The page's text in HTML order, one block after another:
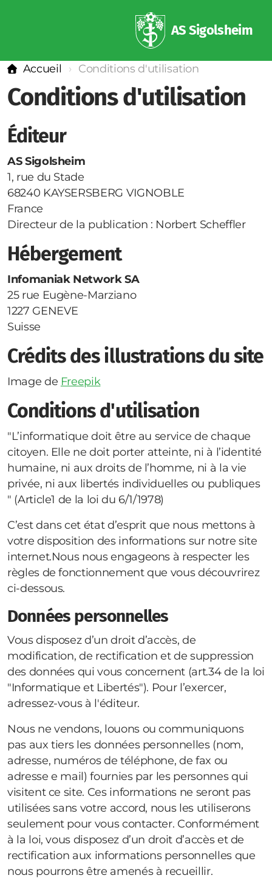
AS Sigolsheim
Accueil Conditions d'utilisation
Conditions d'utilisation
Éditeur
AS Sigolsheim
1, rue du Stade
68240 KAYSERSBERG VIGNOBLE
France
Directeur de la publication : Norbert Scheffler
Hébergement
Infomaniak Network SA
25 rue Eugène-Marziano
1227 GENEVE
Suisse
Crédits des illustrations du site
Image de Freepik
Conditions d'utilisation
"L’informatique doit être au service de chaque
citoyen. Elle ne doit porter atteinte, ni à l’identité
humaine, ni aux droits de l’homme, ni à la vie
privée, ni aux libertés individuelles ou publiques
" (Article1 de la loi du 6/1/1978)
C’est dans cet état d’esprit que nous mettons à
votre disposition des informations sur notre site
internet.Nous nous engageons à respecter les
règles de fonctionnement que vous découvrirez
ci-dessous.
Données personnelles
Vous disposez d’un droit d’accès, de
modification, de rectification et de suppression
des données qui vous concernent (art.34 de la loi
"Informatique et Libertés"). Pour l’exercer,
adressez-vous à l'éditeur.
Nous ne vendons, louons ou communiquons
pas aux tiers les données personnelles (nom,
adresse, numéros de téléphone, de fax ou
adresse e mail) fournies par les personnes qui
visitent ce site. Ces informations ne seront pas
utilisées sans votre accord, nous les utiliserons
seulement pour vous contacter. Conformément
à la loi, vous disposez d’un droit d’accès et de
rectification aux informations personnelles que
nous pourrons être amenés à recueillir.